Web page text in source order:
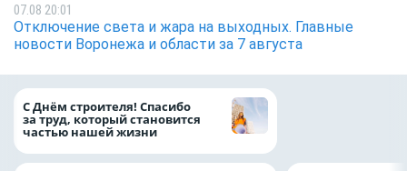
07.08 20:01
Отключение света и жара на выходных. Главные
новости Воронежа и области за 7 августа
С Днём строителя! Спасибо
за труд, который становится
частью нашей жизни